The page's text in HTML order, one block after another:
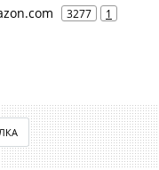
3277 1